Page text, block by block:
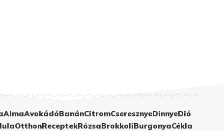
AlmaAvokádóBanánCitromCseresznyeDinnyeDió
OtthonReceptekRózsaBrokkoliBurgonyaCékla